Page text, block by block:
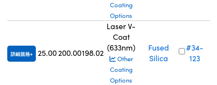
Coating
Options
詳細規格 25.00 200.00198.02
Laser V-
Coat
(633nm)
Other
Coating
Options
Fused
Silica
#34-
123